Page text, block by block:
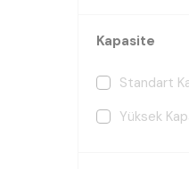
Kapasite
Standart
Yüksek